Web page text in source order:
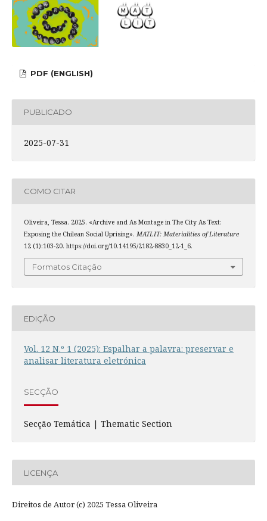
PDF (ENGLISH)
PUBLICADO
2025-07-31
COMO CITAR
Oliveira, Tessa. 2025. «Archive and As Montage in The City As Text:
Exposing the Chilean Social Uprising». MATLIT: Materialities of Literature
12 (1):103-20. https://doi.org/10.14195/2182-8830_12-1_6.
Formatos Citação
EDIÇÃO
Vol. 12 N.º 1 (2025): Espalhar a palavra: preservar e
analisar literatura eletrónica
SECÇÃO
Secção Temática | Thematic Section
LICENÇA
Direitos de Autor (c) 2025 Tessa Oliveira